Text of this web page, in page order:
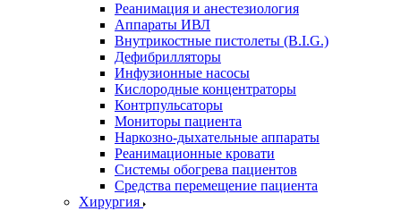
Реанимация и анестезиология
Аппараты ИВЛ
Внутрикостные пистолеты (B.I.G.)
Дефибрилляторы
Инфузионные насосы
Кислородные концентраторы
Контрпульсаторы
Мониторы пациента
Наркозно-дыхательные аппараты
Реанимационные кровати
Системы обогрева пациентов
Средства перемещение пациента
Хирургия